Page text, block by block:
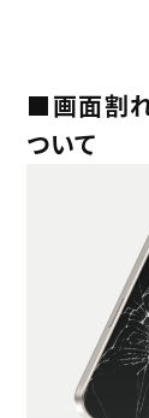
■画面割
ついて